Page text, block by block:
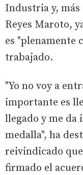
Industria y,
Reyes Maroto,
es "plenamente
trabajado.
"Yo no voy a
importante es
llegado y me da
medalla", ha
reivindicado
firmado el